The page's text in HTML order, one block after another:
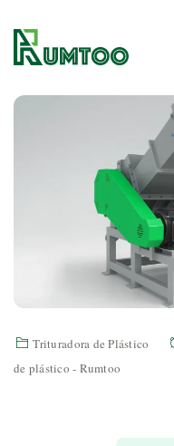
Trituradora de Plástico
de plástico - Rumtoo